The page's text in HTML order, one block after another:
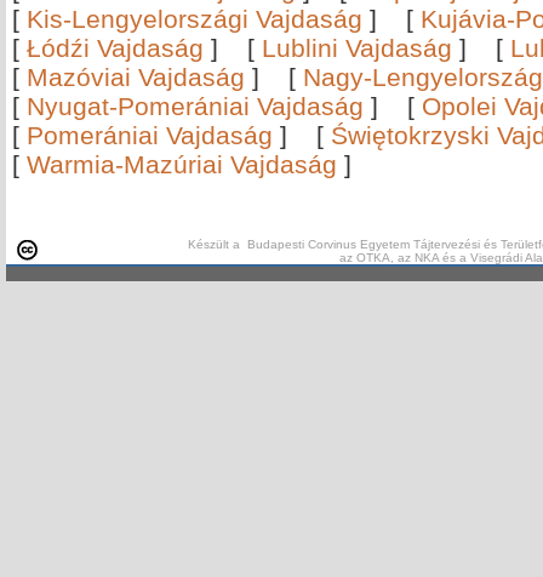
[ Kis-Lengyelországi Vajdaság ] [ Kujávia-
[ Łódźi Vajdaság ] [ Lublini Vajdaság ] [
[ Mazóviai Vajdaság ] [ Nagy-
[ Nyugat-Pomerániai Vajdaság ] [ Opolei
[ Pomerániai Vajdaság ] [ Świętokrzyski
[ Warmia-Mazúriai Vajdaság ]
Készült a Budapesti Corvinus Egyetem Tájtervezési és
az OTKA, az NKA és a Visegrádi